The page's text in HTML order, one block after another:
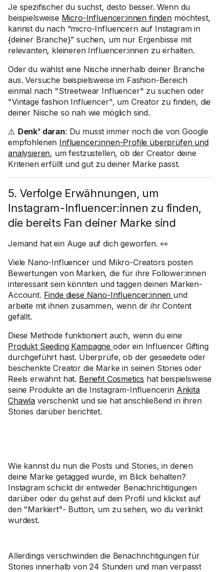
Je spezifischer du suchst, desto besser. Wenn du
beispielsweise Micro-Influencer:innen findenmöchtest,
kannst du nach “micro-Influencern auf Instagram in
{deiner Branche}” suchen, um nur Ergenbisse mit
relevanten, kleineren Influencer:innen zu erhalten.
Oder du wählst eine Nische innerhalb deiner Branche
aus. Versuche beispielsweise im Fashion-Bereich
einmal nach "Streetwear Influencer" zu suchen oder
"Vintage fashion Influencer", um Creator zu finden, die
deiner Nische so nah wie möglich sind.
⚠️ Denk' daran: Du musst immer noch die von Google
empfohlenen Influencer:innen-Profile überprüfen und
analysieren, um festzustellen, ob der Creator deine
Kriterien erfüllt und gut zu deiner Marke passt.
5. Verfolge Erwähnungen, um
Instagram-Influencer:innen zu finden,
die bereits Fan deiner Marke sind
Jemand hat ein Auge auf dich geworfen. 👀
Viele Nano-Influencer und Mikro-Creators posten
Bewertungen von Marken, die für ihre Follower:innen
interessant sein könnten und taggen deinen Marken-
Account. Finde diese Nano-Influencer:innen und
arbeite mit ihnen zusammen, wenn dir ihr Content
gefällt.
Diese Methode funktioniert auch, wenn du eine
Produkt Seeding Kampagne oder ein Influencer Gifting
durchgeführt hast. Überprüfe, ob der geseedete oder
beschenkte Creator die Marke in seinen Stories oder
Reels erwähnt hat. Benefit Cosmetics hat beispielsweise
seine Produkte an die Instagram-Influencerin Ankita
Chawla verschenkt und sie hat anschließend in ihren
Stories darüber berichtet.
Wie kannst du nun die Posts und Stories, in denen
deine Marke getagged wurde, im Blick behalten?
Instagram schickt dir entweder Benachrichtigungen
darüber oder du gehst auf dein Profil und klickst auf
den "Markiert"- Button, um zu sehen, wo du verlinkt
wurdest.
Allerdings verschwinden die Benachrichtigungen für
Stories innerhalb von 24 Stunden und man verpasst